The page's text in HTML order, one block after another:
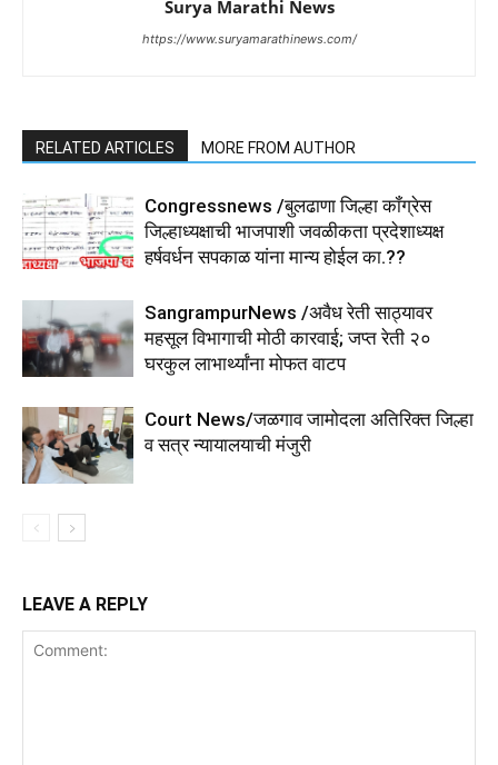
Surya Marathi News
https://www.suryamarathinews.com/
RELATED ARTICLES MORE FROM AUTHOR
Congressnews /बुलढाणा जिल्हा कॉंग्रेस
जिल्हाध्यक्षाची भाजपाशी जवळीकता प्रदेशाध्यक्ष
हर्षवर्धन सपकाळ यांना मान्य होईल का.??
SangrampurNews /अवैध रेती साठ्यावर
महसूल विभागाची मोठी कारवाई; जप्त रेती २०
घरकुल लाभार्थ्यांना मोफत वाटप
Court News/जळगाव जामोदला अतिरिक्त जिल्हा
व सत्र न्यायालयाची मंजुरी
LEAVE A REPLY